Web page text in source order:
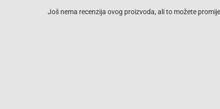
Još nema recenzija ovog proizvoda, ali to možete